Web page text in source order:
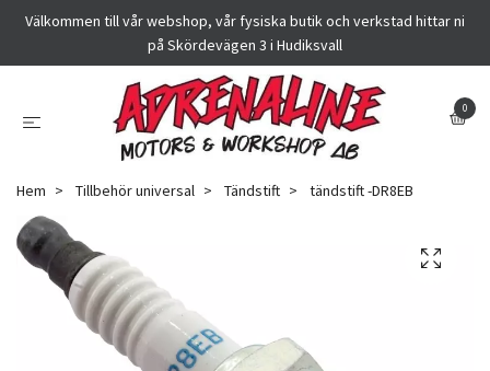
Välkommen till vår webshop, vår fysiska butik och verkstad hittar ni
på Skördevägen 3 i Hudiksvall
0
Hem Tillbehör universal Tändstift tändstift -DR8EB